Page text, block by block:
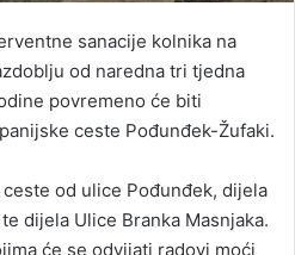
sanacije kolnika na
od naredna tri tjedna
povremeno će biti
ceste Pođunđek-Žufaki.
od ulice Pođunđek, dijela
dijela Ulice Branka Masnjaka.
će se odvijati radovi moći